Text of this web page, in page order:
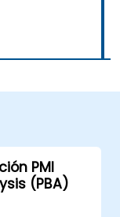
PMI
(PBA)